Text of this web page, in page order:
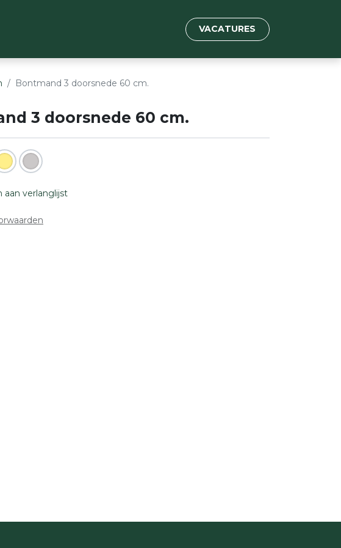
VACATURES
Bontmand 3 doorsnede 60 cm.
3 doorsnede 60 cm.
aan verlanglijst